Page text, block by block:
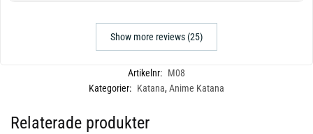
Show more reviews (25)
Artikelnr: M08
Kategorier: Katana,Anime Katana
Relaterade produkter